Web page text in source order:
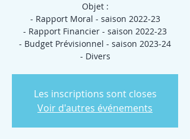
Objet :
- Rapport Moral - saison 2022-23
- Rapport Financier - saison 2022-23
- Budget Prévisionnel - saison 2023-24
- Divers
Les inscriptions sont closes
Voir d'autres événements